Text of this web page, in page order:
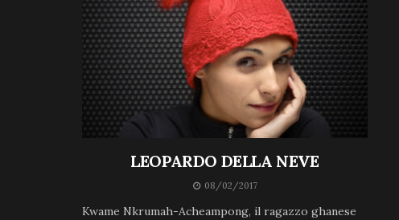
LEOPARDO DELLA NEVE
08/02/2017
Kwame Nkrumah-Acheampong, il ragazzo ghanese